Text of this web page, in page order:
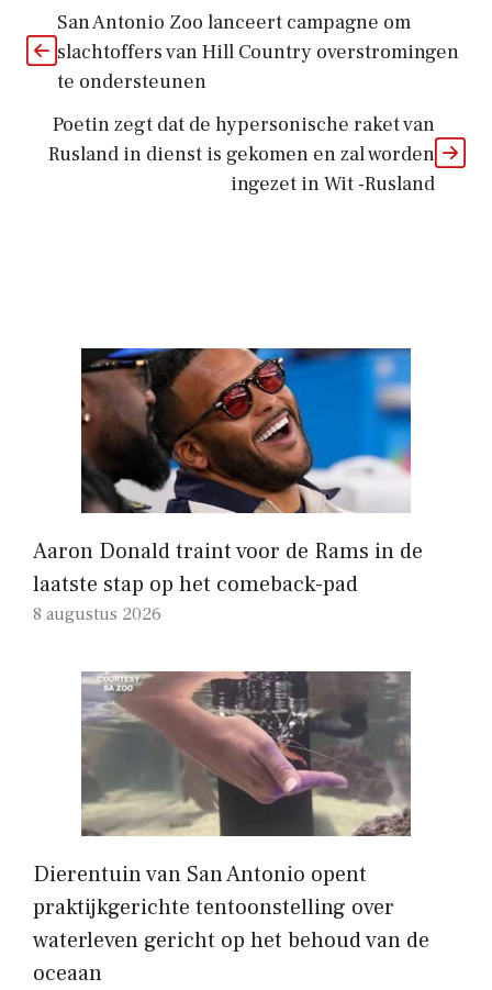
San Antonio Zoo lanceert campagne om
slachtoffers van Hill Country overstromingen
te ondersteunen
Poetin zegt dat de hypersonische raket van
Rusland in dienst is gekomen en zal worden
ingezet in Wit -Rusland
Aaron Donald traint voor de Rams in de
laatste stap op het comeback-pad
8 augustus 2026
Dierentuin van San Antonio opent
praktijkgerichte tentoonstelling over
waterleven gericht op het behoud van de
oceaan